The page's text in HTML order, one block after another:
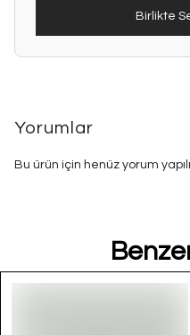
Birlikte
Yorumlar
Bu ürün için henüz yorum